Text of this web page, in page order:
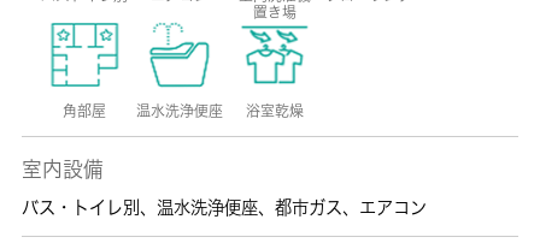
置き場
角部屋 温水洗浄便座 浴室乾燥
室内設備
バス・トイレ別 、 温水洗浄便座、 都市ガス、 エアコン